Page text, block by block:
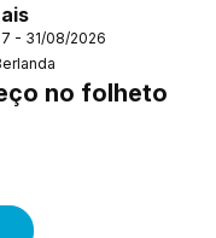
- 31/08/2026
no folheto